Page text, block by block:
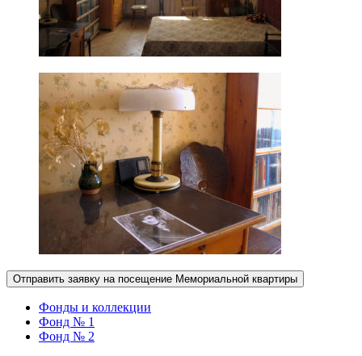
Фонды и коллекции
Фонд № 1
Фонд № 2